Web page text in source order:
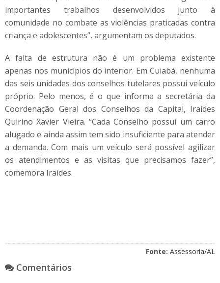
importantes trabalhos desenvolvidos junto à
comunidade no combate as violências praticadas contra
criança e adolescentes”, argumentam os deputados.
A falta de estrutura não é um problema existente
apenas nos municípios do interior. Em Cuiabá, nenhuma
das seis unidades dos conselhos tutelares possui veículo
próprio. Pelo menos, é o que informa a secretária da
Coordenação Geral dos Conselhos da Capital, Iraídes
Quirino Xavier Vieira. “Cada Conselho possui um carro
alugado e ainda assim tem sido insuficiente para atender
a demanda. Com mais um veículo será possível agilizar
os atendimentos e as visitas que precisamos fazer”,
comemora Iraídes.
Fonte: Assessoria/AL
Comentários